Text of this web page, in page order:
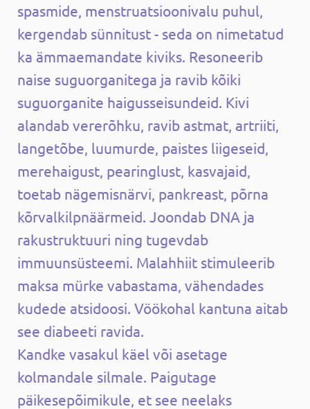
spasmide, menstruatsioonivalu puhul,
kergendab sünnitust - seda on nimetatud
ka ämmaemandate kiviks. Resoneerib
naise suguorganitega ja ravib kõiki
suguorganite haigusseisundeid. Kivi
alandab vererõhku, ravib astmat, artriiti,
langetõbe, luumurde, paistes liigeseid,
merehaigust, pearinglust, kasvajaid,
toetab nägemisnärvi, pankreast, põrna
kõrvalkilpnäärmeid. Joondab DNA ja
rakustruktuuri ning tugevdab
immuunsüsteemi. Malahhiit stimuleerib
maksa mürke vabastama, vähendades
kudede atsidoosi. Vöökohal kantuna aitab
see diabeeti ravida.
Kandke vasakul käel või asetage
kolmandale silmale. Paigutage
päikesepõimikule, et see neelaks